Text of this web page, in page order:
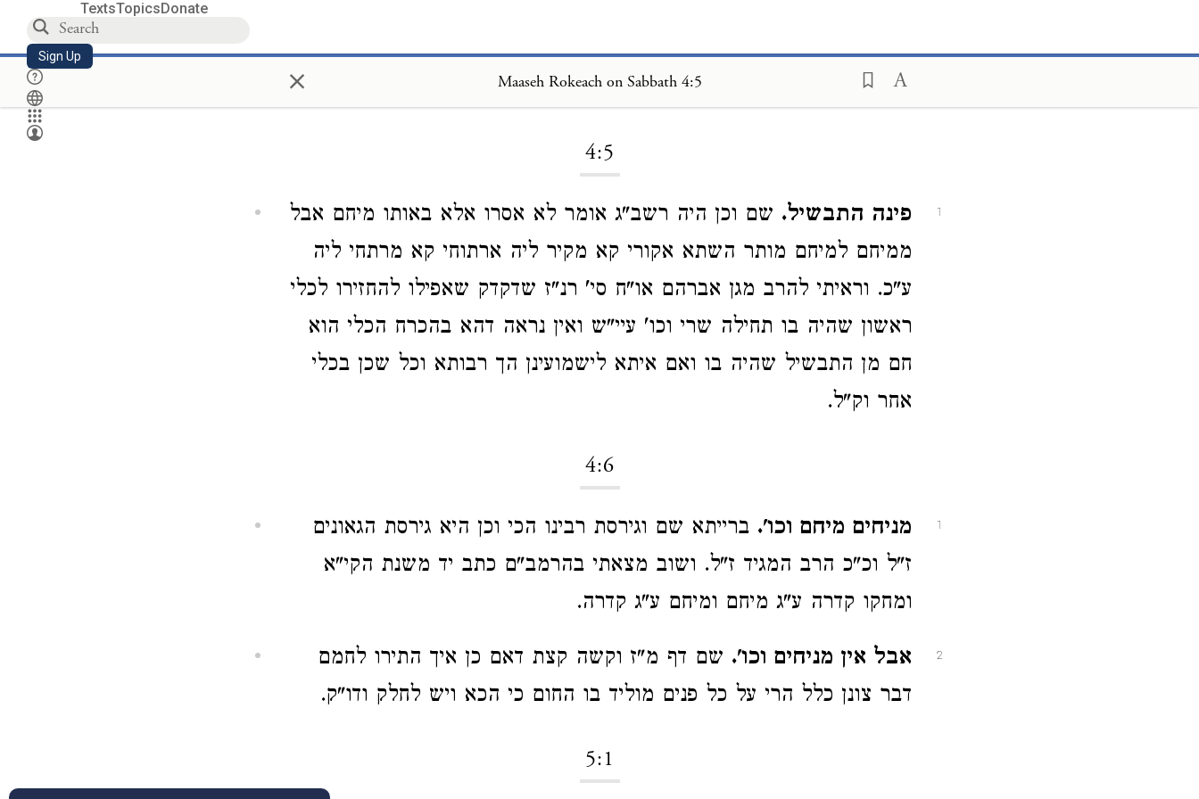
TextsTopicsDonate
Sign Up × Maaseh Rokeach on Sabbath 4:5
4:5
1 פינה התבשיל. שם וכן היה רשב"ג אומר לא אסרו אלא באותו מיחם אבל
ממיחם למיחם מותר השתא אקורי קא מקיר ליה ארתוחי קא מרתחי ליה
ע"כ. וראיתי להרב מגן אברהם או"ח סי' רנ"ז שדקדק שאפילו להחזירו לכלי
ראשון שהיה בו תחילה שרי וכו' עיי"ש ואין נראה דהא בהכרח הכלי הוא
חם מן התבשיל שהיה בו ואם איתא לישמועינן הך רבותא וכל שכן בכלי
אחר וק"ל.
4:6
1 מניחים מיחם וכו'. ברייתא שם וגירסת רבינו הכי וכן היא גירסת הגאונים
ז"ל וכ"כ הרב המגיד ז"ל. ושוב מצאתי בהרמב"ם כתב יד משנת הקי"א
ומחקו קדרה ע"ג מיחם ומיחם ע"ג קדרה.
2 אבל אין מניחים וכו'. שם דף מ"ז וקשה קצת דאם כן איך התירו לחמם
דבר צונן כלל הרי על כל פנים מוליד בו החום כי הכא ויש לחלק ודו"ק.
5:1